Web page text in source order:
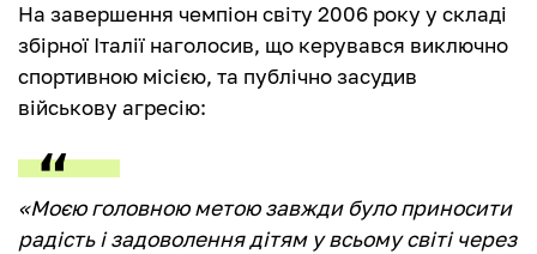
На завершення чемпіон світу 2006 року у складі
збірної Італії наголосив, що керувався виключно
спортивною місією, та публічно засудив
військову агресію:
«Моєю головною метою завжди було приносити
радість і задоволення дітям у всьому світі через